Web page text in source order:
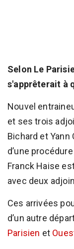
Selon Le
s'apprêterait à
Nouvel
et ses trois
Bichard et
d’une
Franck Haise
avec deux
Ces arrivées
d’un autre
Parisien et